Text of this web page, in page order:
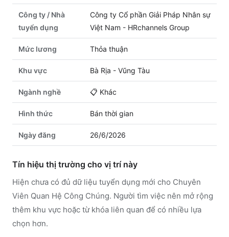
Công ty / Nhà
tuyển dụng
Công ty Cổ phần Giải Pháp Nhân sự
Việt Nam - HRchannels Group
Mức lương Thỏa thuận
Khu vực Bà Rịa - Vũng Tàu
Ngành nghề 📋 Khác
Hình thức Bán thời gian
Ngày đăng 26/6/2026
Tín hiệu thị trường cho vị trí này
Hiện chưa có đủ dữ liệu tuyển dụng mới cho Chuyên
Viên Quan Hệ Công Chúng. Người tìm việc nên mở rộng
thêm khu vực hoặc từ khóa liên quan để có nhiều lựa
chọn hơn.